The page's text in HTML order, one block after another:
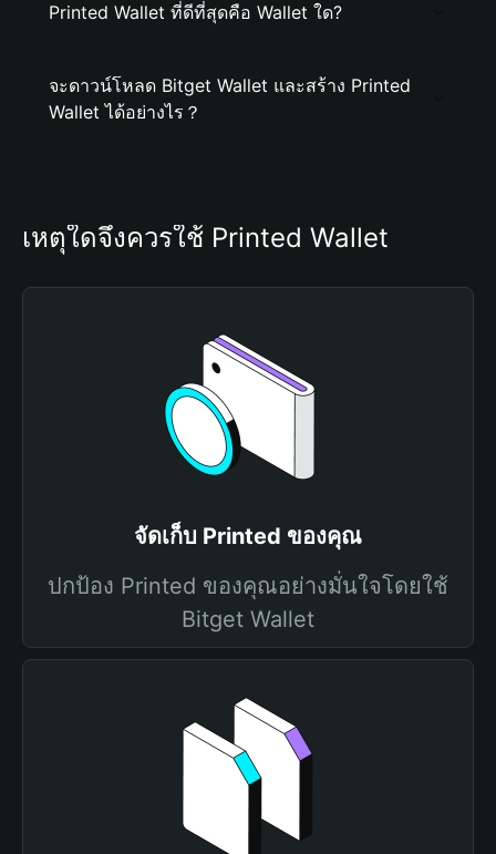
Printed Wallet ที่ดีที่สุดคือ Wallet ใด?
จะดาวน์โหลด Bitget Wallet และสร้าง Printed
Wallet ได้อย่างไร？
เหตุใดจึงควรใช้ Printed Wallet
จัดเก็บ Printed ของคุณ
ปกป้อง Printed ของคุณอย่างมั่นใจโดยใช้
Bitget Wallet